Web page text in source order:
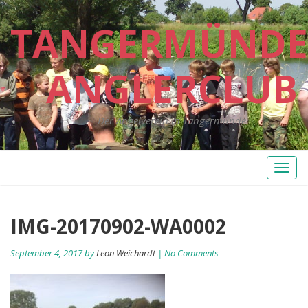
ANGLERCLUB
Der Angelverein in Tangermünde
Toggle
IMG-20170902-WA0002
September 4, 2017 byLeon Weichardt| No Comments